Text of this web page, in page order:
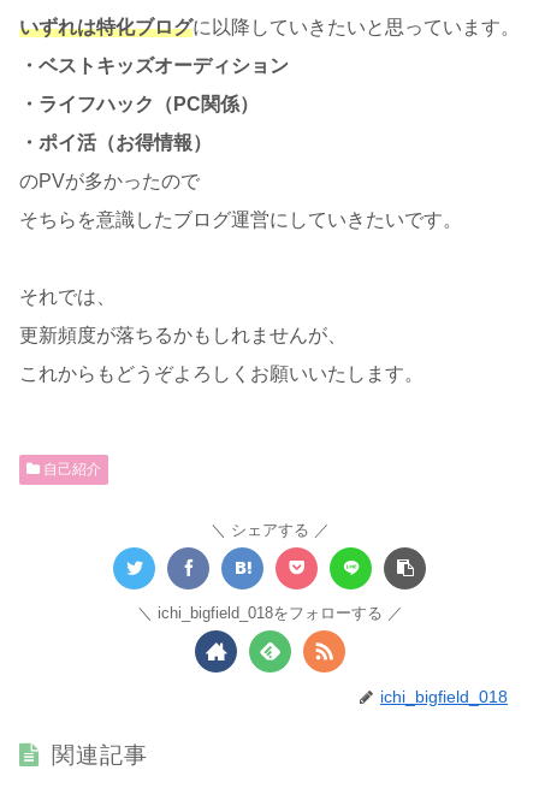
いずれは特化ブログに以降していきたいと思っています。
・ベストキッズオーディション
・ライフハック（PC関係）
・ポイ活（お得情報）
のPVが多かったので
そちらを意識したブログ運営にしていきたいです。
それでは、
更新頻度が落ちるかもしれませんが、
これからもどうぞよろしくお願いいたします。
自己紹介
シェアする
ichi_bigfield_018をフォローする
ichi_bigfield_018
関連記事